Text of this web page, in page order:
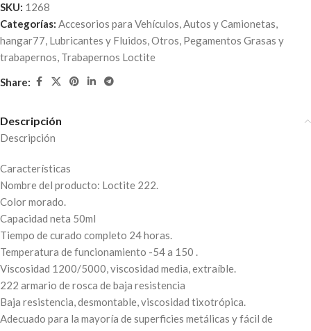
SKU: 1268
Categorías: Accesorios para Vehículos,Autos y Camionetas,
hangar77, Lubricantes y Fluidos,Otros, Pegamentos Grasas y
trabapernos, Trabapernos Loctite
Share:
Descripción
Descripción
Características
Nombre del producto: Loctite 222.
Color morado.
Capacidad neta 50ml
Tiempo de curado completo 24 horas.
Temperatura de funcionamiento -54 a 150 .
Viscosidad 1200/5000, viscosidad media, extraíble.
222 armario de rosca de baja resistencia
Baja resistencia, desmontable, viscosidad tixotrópica.
Adecuado para la mayoría de superficies metálicas y fácil de